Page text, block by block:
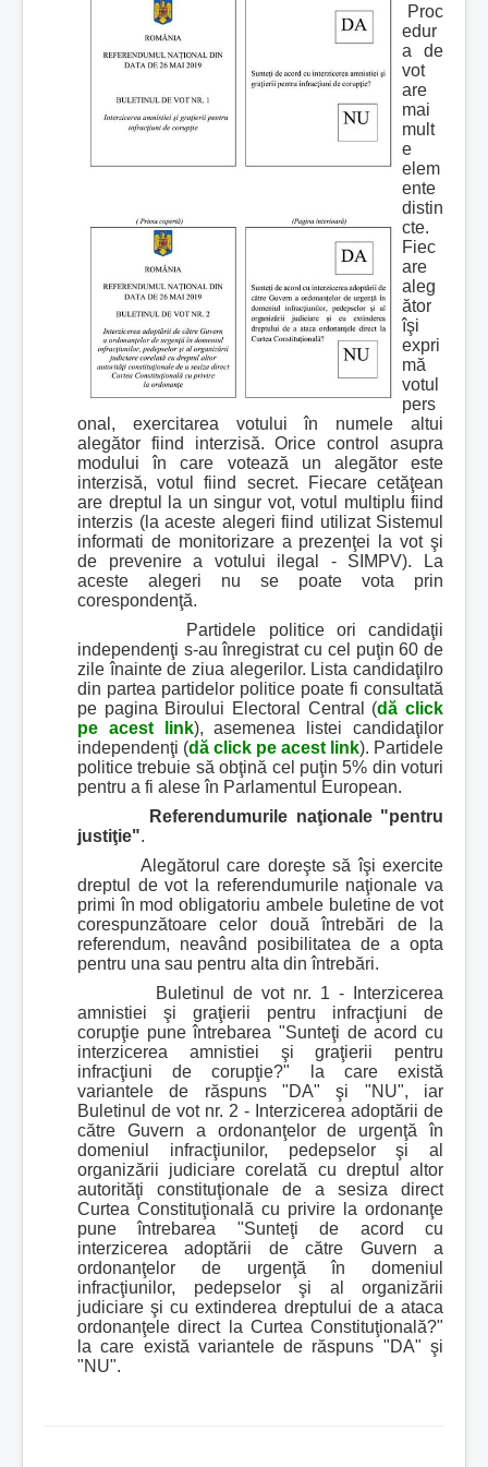
Proc
edur
a de
vot
are
mai
mult
e
elem
ente
distin
cte.
Fiec
are
aleg
ător
îşi
expri
mă
votul
pers
onal, exercitarea votului în numele altui
alegător fiind interzisă. Orice control asupra
modului în care votează un alegător este
interzisă, votul fiind secret. Fiecare cetăţean
are dreptul la un singur vot, votul multiplu fiind
interzis (la aceste alegeri fiind utilizat Sistemul
informati de monitorizare a prezenţei la vot şi
de prevenire a votului ilegal - SIMPV). La
aceste alegeri nu se poate vota prin
corespondenţă.
Partidele politice ori candidaţii
independenţi s-au înregistrat cu cel puţin 60 de
zile înainte de ziua alegerilor. Lista candidaţilro
din partea partidelor politice poate fi consultată
pe pagina Biroului Electoral Central (dă click
pe acest link), asemenea listei candidaţilor
independenţi (dă click pe acest link). Partidele
politice trebuie să obţină cel puţin 5% din voturi
pentru a fi alese în Parlamentul European.
Referendumurile naţionale "pentru
justiţie".
Alegătorul care doreşte să îşi exercite
dreptul de vot la referendumurile naţionale va
primi în mod obligatoriu ambele buletine de vot
corespunzătoare celor două întrebări de la
referendum, neavând posibilitatea de a opta
pentru una sau pentru alta din întrebări.
Buletinul de vot nr. 1 - Interzicerea
amnistiei şi graţierii pentru infracţiuni de
corupţie pune întrebarea "Sunteţi de acord cu
interzicerea amnistiei şi graţierii pentru
infracţiuni de corupţie?" la care există
variantele de răspuns "DA" şi "NU", iar
Buletinul de vot nr. 2 - Interzicerea adoptării de
către Guvern a ordonanţelor de urgenţă în
domeniul infracţiunilor, pedepselor şi al
organizării judiciare corelată cu dreptul altor
autorităţi constituţionale de a sesiza direct
Curtea Constituţională cu privire la ordonanţe
pune întrebarea "Sunteţi de acord cu
interzicerea adoptării de către Guvern a
ordonanţelor de urgenţă în domeniul
infracţiunilor, pedepselor şi al organizării
judiciare şi cu extinderea dreptului de a ataca
ordonanţele direct la Curtea Constituţională?"
la care există variantele de răspuns "DA" şi
"NU".